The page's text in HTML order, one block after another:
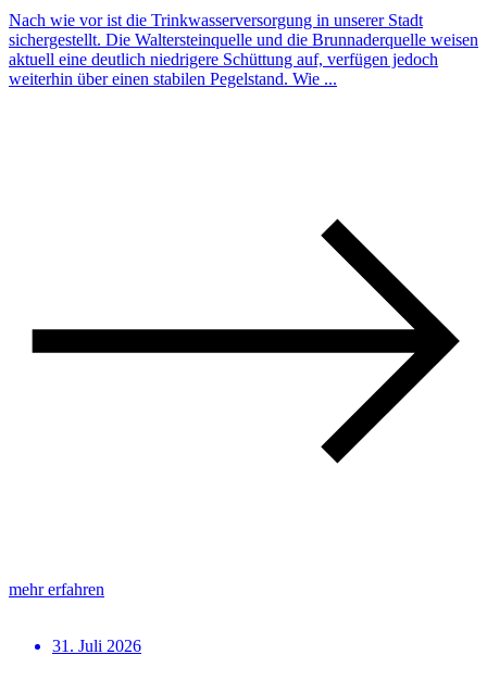
Nach wie vor ist die Trinkwasserversorgung in unserer Stadt
sichergestellt. Die Waltersteinquelle und die Brunnaderquelle weisen
aktuell eine deutlich niedrigere Schüttung auf, verfügen jedoch
weiterhin über einen stabilen Pegelstand. Wie ...
mehr erfahren
31. Juli 2026